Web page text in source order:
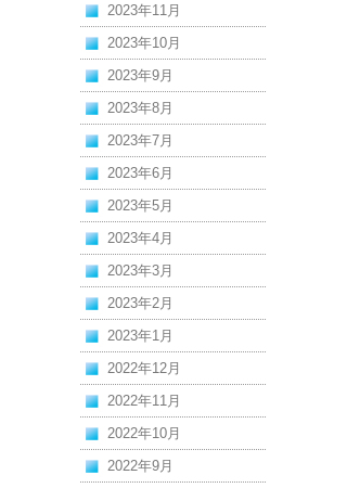
2023年11月
2023年10月
2023年9月
2023年8月
2023年7月
2023年6月
2023年5月
2023年4月
2023年3月
2023年2月
2023年1月
2022年12月
2022年11月
2022年10月
2022年9月